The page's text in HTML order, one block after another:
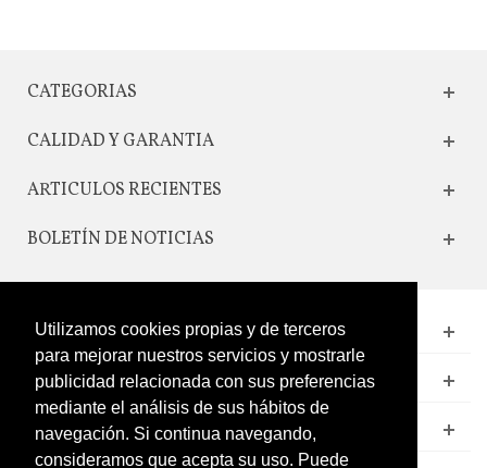
Utilizamos cookies propias y de terceros
para mejorar nuestros servicios y mostrarle
publicidad relacionada con sus preferencias
mediante el análisis de sus hábitos de
navegación. Si continua navegando,
consideramos que acepta su uso. Puede
CATEGORIAS
CALIDAD Y GARANTIA
ARTICULOS RECIENTES
BOLETÍN DE NOTICIAS
CONTACTO
LEGAL
CATÁLOGO